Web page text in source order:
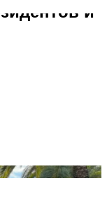
и
права